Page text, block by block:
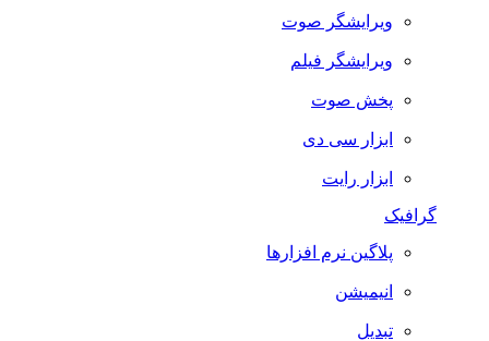
ویرایشگر صوت
ویرایشگر فیلم
پخش صوت
ابزار سی دی
ابزار رایت
گرافیک
پلاگین نرم افزارها
انیمیشن
تبدیل